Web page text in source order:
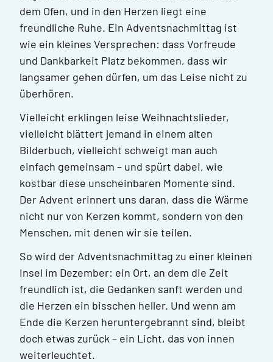
dem Ofen, und in den Herzen liegt eine
freundliche Ruhe. Ein Adventsnachmittag ist
wie ein kleines Versprechen: dass Vorfreude
und Dankbarkeit Platz bekommen, dass wir
langsamer gehen dürfen, um das Leise nicht zu
überhören.
Vielleicht erklingen leise Weihnachtslieder,
vielleicht blättert jemand in einem alten
Bilderbuch, vielleicht schweigt man auch
einfach gemeinsam – und spürt dabei, wie
kostbar diese unscheinbaren Momente sind.
Der Advent erinnert uns daran, dass die Wärme
nicht nur von Kerzen kommt, sondern von den
Menschen, mit denen wir sie teilen.
So wird der Adventsnachmittag zu einer kleinen
Insel im Dezember: ein Ort, an dem die Zeit
freundlich ist, die Gedanken sanft werden und
die Herzen ein bisschen heller. Und wenn am
Ende die Kerzen heruntergebrannt sind, bleibt
doch etwas zurück – ein Licht, das von innen
weiterleuchtet.